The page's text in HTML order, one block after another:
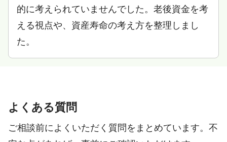
的に考えられていませんでした。老後資金を考
える視点や、資産寿命の考え方を整理しまし
た。
よくある質問
ご相談前によくいただく質問をまとめています。不